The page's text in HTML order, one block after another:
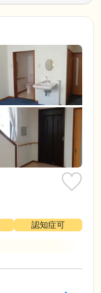
認知症可